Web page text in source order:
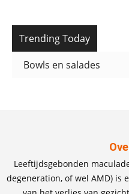
Trending Today
Bowls en salades
Leeftijdsgebonden
degeneration, of wel AMD) is